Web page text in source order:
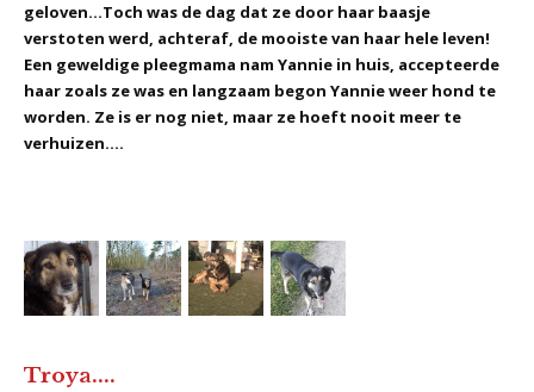
geloven...Toch was de dag dat ze door haar baasje
verstoten werd, achteraf, de mooiste van haar hele leven!
Een geweldige pleegmama nam Yannie in huis, accepteerde
haar zoals ze was en langzaam begon Yannie weer hond te
worden. Ze is er nog niet, maar ze hoeft nooit meer te
verhuizen....
Troya....